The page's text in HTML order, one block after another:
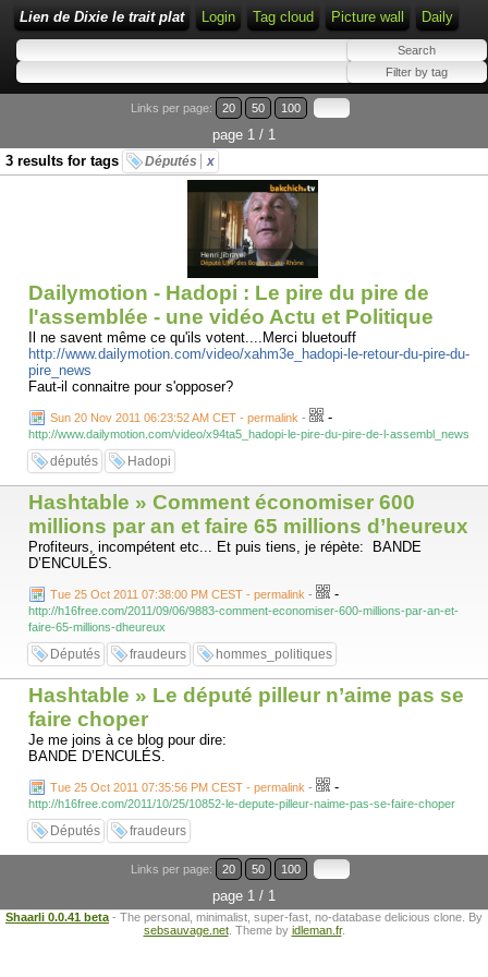
Lien de Dixie le trait plat Login Tag cloud Picture wall Daily
Links per page: 20 50 100
page 1 / 1
3 results for tags
Députés x
Dailymotion - Hadopi : Le pire du pire de
l'assemblée - une vidéo Actu et Politique
Il ne savent même ce qu'ils votent....Merci bluetouff
http://www.dailymotion.com/video/xahm3e_hadopi-le-retour-du-pire-du-
pire_news
Faut-il connaitre pour s'opposer?
Sun 20 Nov 2011 06:23:52 AM CET - permalink - -
http://www.dailymotion.com/video/x94ta5_hadopi-le-pire-du-pire-de-l-assembl_news
députés Hadopi
Hashtable » Comment économiser 600
millions par an et faire 65 millions d’heureux
Profiteurs, incompétent etc... Et puis tiens, je répète: BANDE
D’ENCULÉS.
Tue 25 Oct 2011 07:38:00 PM CEST - permalink - -
http://h16free.com/2011/09/06/9883-comment-economiser-600-millions-par-an-et-
faire-65-millions-dheureux
Députés fraudeurs hommes_politiques
Hashtable » Le député pilleur n’aime pas se
faire choper
Je me joins à ce blog pour dire:
BANDE D’ENCULÉS.
Tue 25 Oct 2011 07:35:56 PM CEST - permalink - -
http://h16free.com/2011/10/25/10852-le-depute-pilleur-naime-pas-se-faire-choper
Députés fraudeurs
Links per page: 20 50 100
page 1 / 1
Shaarli 0.0.41 beta - The personal, minimalist, super-fast, no-database delicious clone. By
sebsauvage.net. Theme by idleman.fr.